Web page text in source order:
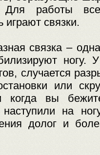
Для работы
связки.
связка –
ногу.
случается
или
когда вы
на
долог и